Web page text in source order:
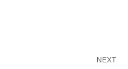
NEXT